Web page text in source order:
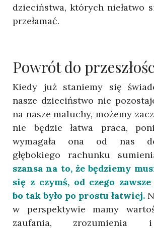
dzieciństwa, których niełatwo
przełamać.
Powrót do
Kiedy już staniemy się
nasze dzieciństwo nie
na nasze maluchy, możemy
nie będzie łatwa praca,
wymagała ona od nas
głębokiego rachunku
szansa na to, że będziemy
się z czymś, od czego
bo tak było po prostu łatwiej.
w perspektywie mamy
zaufania, zrozumienia